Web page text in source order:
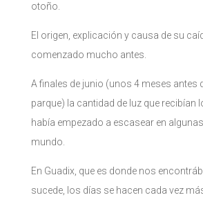
otoño.
El origen, explicación y causa de su
comenzado mucho antes.
A finales de junio (unos 4 meses antes
parque) la cantidad de luz que recibían
había empezado a escasear en
mundo.
En Guadix, que es donde nos
sucede, los días se hacen cada vez